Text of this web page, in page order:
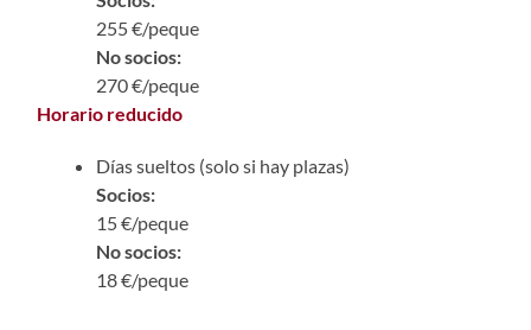
255 €/peque
No socios:
270 €/peque
Horario reducido
Días sueltos (solo si hay plazas)
Socios:
15 €/peque
No socios:
18 €/peque